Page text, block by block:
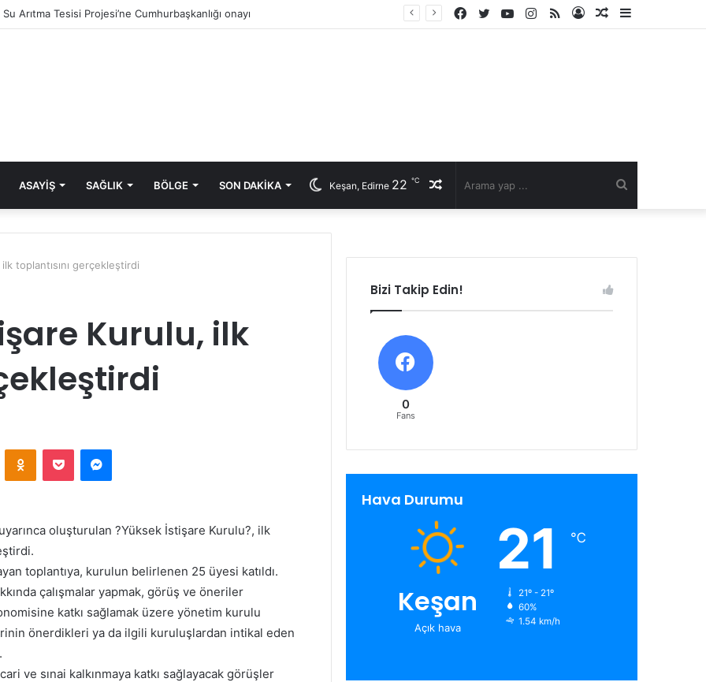
Su Arıtma Tesisi Projesi’ne Cumhurbaşkanlığı onayı
Rastgele
Kayıt
RSS
Instagram
YouTube
Twitter
Facebook
ASAYIŞ SAĞLIK BÖLGE SON DAKIKA Rastgele
Keşan, Edirne 22 ℃
toplantısını gerçekleştirdi
Kurulu, ilk
oluşturulan ?Yüksek İstişare Kurulu?, ilk
toplantıya, kurulun belirlenen 25 üyesi katıldı.
çalışmalar yapmak, görüş ve öneriler
katkı sağlamak üzere yönetim kurulu
önerdikleri ya da ilgili kuruluşlardan intikal eden
ve sınai kalkınmaya katkı sağlayacak görüşler
Bizi Takip Edin!
0
Fans
Hava Durumu
Keşan
Açık hava
21 ℃
21º - 21º
60%
1.54 km/h